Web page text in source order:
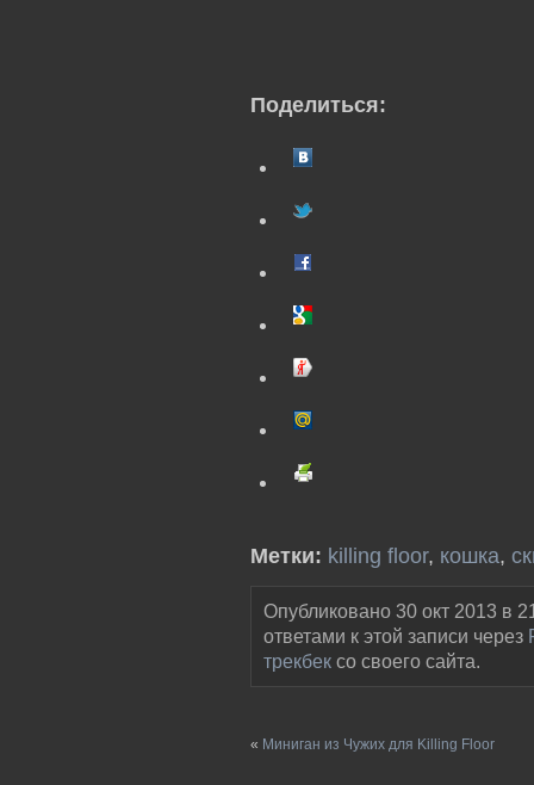
Поделиться:
Метки: killing floor, кошка,
Опубликовано 30 окт 2013 в
ответами к этой записи через
трекбек со своего сайта.
« Миниган из Чужих для Killing Floor